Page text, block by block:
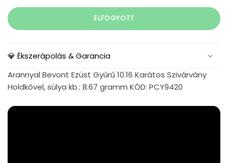
ELFOGYOTT
💎 Ékszerápolás & Garancia
Arannyal Bevont Ezüst Gyűrű 10.16 Karátos Szivárvány
Holdkővel, súlya kb.: 8.67 gramm KÓD: PCY9420